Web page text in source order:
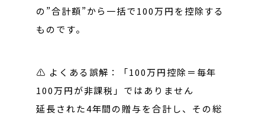
の”合計額”から一括で100万円を控除する
ものです。
⚠️ よくある誤解：「100万円控除＝毎年
100万円が非課税」ではありません
延長された4年間の贈与を合計し、その総